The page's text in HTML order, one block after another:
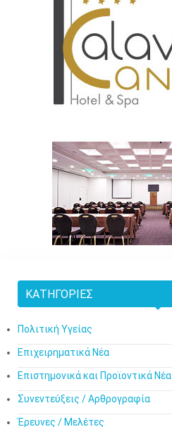
ΚΑΤΗΓΟΡΊΕΣ
Πολιτική Υγείας
Επιχειρηματικά Νέα
Επιστημονικά και Προϊοντικά Νέα
Συνεντεύξεις / Αρθρογραφία
Έρευνες / Μελέτες